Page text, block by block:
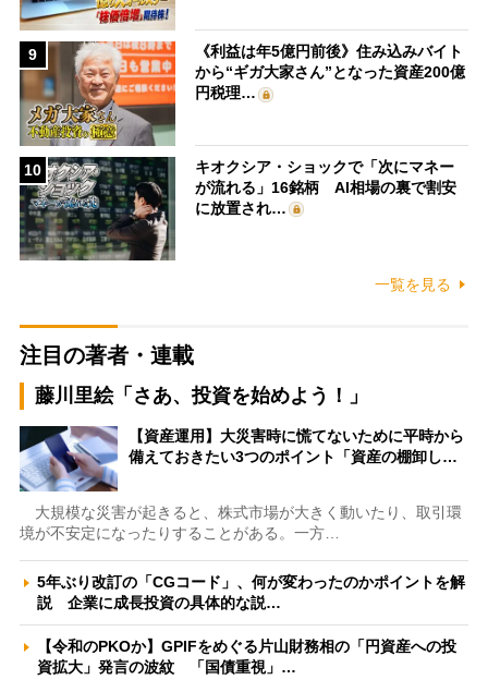
9
《利益は年5億円前後》住み込みバイト
から“ギガ大家さん”となった資産200億
円税理…
10
キオクシア・ショックで「次にマネー
が流れる」16銘柄 AI相場の裏で割安
に放置され…
一覧を見る
注目の著者・連載
藤川里絵「さあ、投資を始めよう！」
【資産運用】大災害時に慌てないために平時から
備えておきたい3つのポイント「資産の棚卸し…
大規模な災害が起きると、株式市場が大きく動いたり、取引環
境が不安定になったりすることがある。一方…
5年ぶり改訂の「CGコード」、何が変わったのかポイントを解
説 企業に成長投資の具体的な説…
【令和のPKOか】GPIFをめぐる片山財務相の「円資産への投
資拡大」発言の波紋 「国債重視」…